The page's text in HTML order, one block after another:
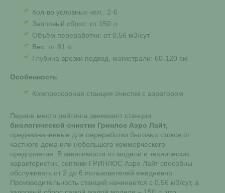
Кол-во условных чел.: 2-6
Залповый сброс: от 150 л
Объём переработки: от 0,56 м3/сут
Вес: от 81 кг
Глубина врезки подвод. магистрали: 60-120 см
Особенность
Компрессорная станция очистки с аэратором
Первое место рейтинга занимают станции
биологической очистки Гринлос Аэро Лайт,
предназначенные для переработки бытовых стоков от
частного дома или небольшого коммерческого
предприятия. В зависимости от модели и технических
характеристик, септики ГРИНЛОС Аэро Лайт способны
обслуживать от 2 до 6 пользователей ежедневно.
Производительность станций начинается с 0,56 м3/сут, а